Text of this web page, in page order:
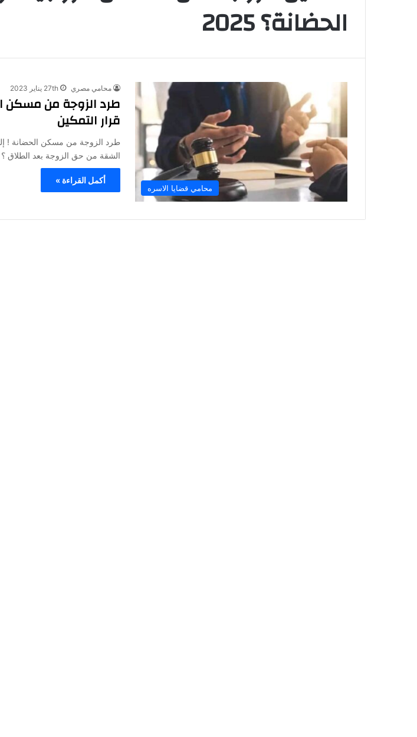
الحضانة؟ 2025
محامي قضايا الاسره
محامي مصري 27th يناير 2023
طرد الزوجة من مسكن
قرار التمكين
طرد الزوجة من مسكن الحضانة !
الشقة من حق الزوجة بعد الطلاق
أكمل القراءة »